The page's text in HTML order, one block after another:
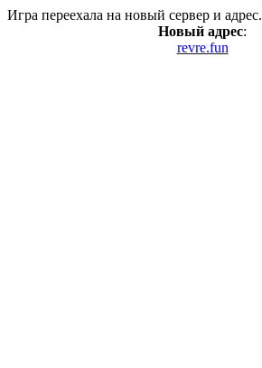
Игра переехала на новый сервер и адрес.
Новый адрес:
revre.fun